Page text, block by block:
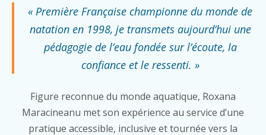
« Première Française championne du monde de
natation en 1998, je transmets aujourd’hui une
pédagogie de l’eau fondée sur l’écoute, la
confiance et le ressenti. »
Figure reconnue du monde aquatique, Roxana
Maracineanu met son expérience au service d’une
pratique accessible, inclusive et tournée vers la